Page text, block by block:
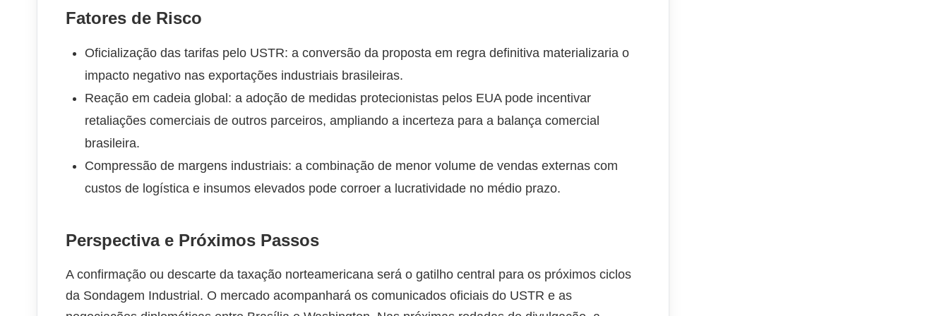
Fatores de Risco
Oficialização das tarifas pelo USTR: a conversão da proposta em regra definitiva materializaria o
impacto negativo nas exportações industriais brasileiras.
Reação em cadeia global: a adoção de medidas protecionistas pelos EUA pode incentivar
retaliações comerciais de outros parceiros, ampliando a incerteza para a balança comercial
brasileira.
Compressão de margens industriais: a combinação de menor volume de vendas externas com
custos de logística e insumos elevados pode corroer a lucratividade no médio prazo.
Perspectiva e Próximos Passos
A confirmação ou descarte da taxação norteamericana será o gatilho central para os próximos ciclos
da Sondagem Industrial. O mercado acompanhará os comunicados oficiais do USTR e as